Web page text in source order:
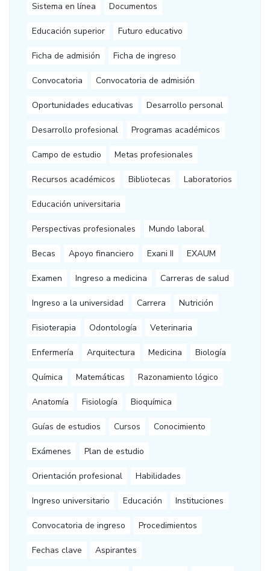
Sistema en línea Documentos
Educación superior Futuro educativo
Ficha de admisión Ficha de ingreso
Convocatoria Convocatoria de admisión
Oportunidades educativas Desarrollo personal
Desarrollo profesional Programas académicos
Campo de estudio Metas profesionales
Recursos académicos Bibliotecas Laboratorios
Educación universitaria
Perspectivas profesionales Mundo laboral
Becas Apoyo financiero Exani II EXAUM
Examen Ingreso a medicina Carreras de salud
Ingreso a la universidad Carrera Nutrición
Fisioterapia Odontología Veterinaria
Enfermería Arquitectura Medicina Biología
Química Matemáticas Razonamiento lógico
Anatomía Fisiología Bioquímica
Guías de estudios Cursos Conocimiento
Exámenes Plan de estudio
Orientación profesional Habilidades
Ingreso universitario Educación Instituciones
Convocatoria de ingreso Procedimientos
Fechas clave Aspirantes